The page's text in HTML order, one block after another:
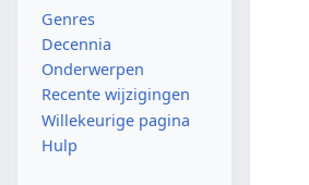
Genres
Decennia
Onderwerpen
Recente wijzigingen
Willekeurige pagina
Hulp